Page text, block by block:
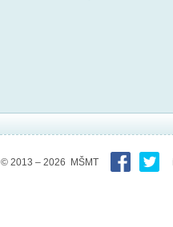
© 2013 – 2026 MŠMT